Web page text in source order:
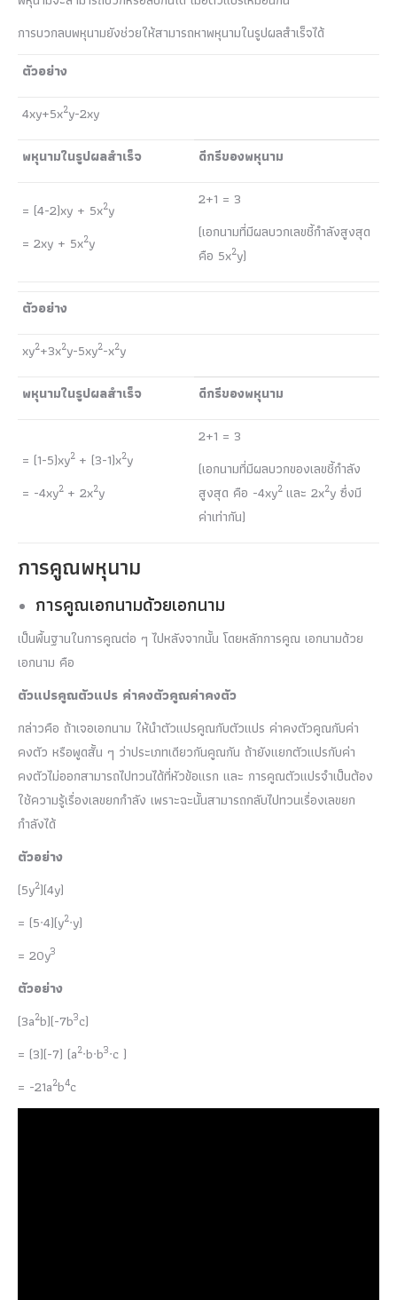
การบวกลบพหุนามยังช่วยให้สามารถหาพหุนามในรูปผลสำเร็จได้
ตัวอย่าง
4xy+5x2y-2xy
พหุนามในรูปผลสำเร็จ
ดีกรีของพหุนาม
= (4-2)xy + 5x2y
= 2xy + 5x2y
2+1 = 3
(เอกนามที่มีผลบวกเลขชี้กำลังสูงสุด
คือ 5x2y)
ตัวอย่าง
xy2+3x2y-5xy2-x2y
พหุนามในรูปผลสำเร็จ
ดีกรีของพหุนาม
= (1-5)xy2 + (3-1)x2y
= -4xy2 + 2x2y
2+1 = 3
(เอกนามที่มีผลบวกของเลขชี้กำลัง
สูงสุด คือ -4xy2 และ 2x2y ซึ่งมี
ค่าเท่ากัน)
การคูณพหุนาม
การคูณเอกนามด้วยเอกนาม
เป็นพื้นฐานในการคูณต่อ ๆ ไปหลังจากนั้น โดยหลักการคูณ เอกนามด้วย
เอกนาม คือ
ตัวแปรคูณตัวแปร ค่าคงตัวคูณค่าคงตัว
กล่าวคือ ถ้าเจอเอกนาม ให้นำตัวแปรคูณกับตัวแปร ค่าคงตัวคูณกับค่า
คงตัว หรือพูดสั้น ๆ ว่าประเภทเดียวกันคูณกัน ถ้ายังแยกตัวแปรกับค่า
คงตัวไม่ออกสามารถไปทวนได้ที่หัวข้อแรก และ การคูณตัวแปรจำเป็นต้อง
ใช้ความรู้เรื่องเลขยกกำลัง เพราะฉะนั้นสามารถกลับไปทวนเรื่องเลขยก
กำลังได้
ตัวอย่าง
(5y2)(4y)
= (5∙4)(y2∙y)
= 20y3
ตัวอย่าง
(3a2b)(-7b3c)
= (3)(-7) (a2∙b∙b3∙c )
= -21a2b4c